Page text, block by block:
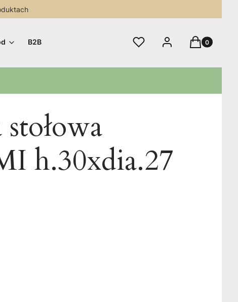
B2B Ulubione Zaloguj sięProdukty w
Koszyk
h.30xdia.27